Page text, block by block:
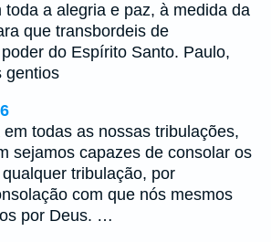
toda a alegria e paz, à medida da
que transbordeis de
do Espírito Santo. Paulo,
gentios
todas as nossas tribulações,
sejamos capazes de consolar os
tribulação, por
com que nós mesmos
por Deus. …